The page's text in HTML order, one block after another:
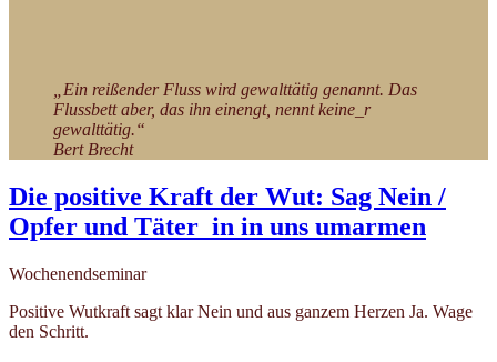
„Ein reißender Fluss wird gewalttätig genannt. Das
Flussbett aber, das ihn einengt, nennt keine_r
gewalttätig.“
Bert Brecht
Die positive Kraft der Wut: Sag Nein /
Opfer und Täter_in in uns umarmen
Wochenendseminar
Positive Wutkraft sagt klar Nein und aus ganzem Herzen Ja. Wage
den Schritt.